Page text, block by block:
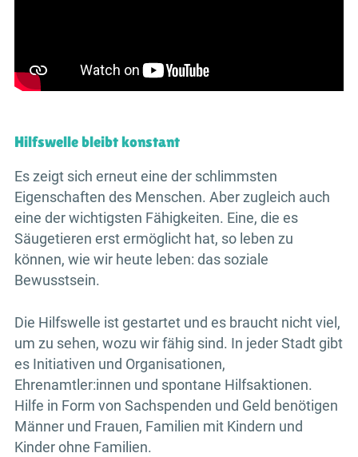
Hilfswelle bleibt konstant
Es zeigt sich erneut eine der schlimmsten
Eigenschaften des Menschen. Aber zugleich auch
eine der wichtigsten Fähigkeiten. Eine, die es
Säugetieren erst ermöglicht hat, so leben zu
können, wie wir heute leben: das soziale
Bewusstsein.
Die Hilfswelle ist gestartet und es braucht nicht viel,
um zu sehen, wozu wir fähig sind. In jeder Stadt gibt
es Initiativen und Organisationen,
Ehrenamtler:innen und spontane Hilfsaktionen.
Hilfe in Form von Sachspenden und Geld benötigen
Männer und Frauen, Familien mit Kindern und
Kinder ohne Familien.